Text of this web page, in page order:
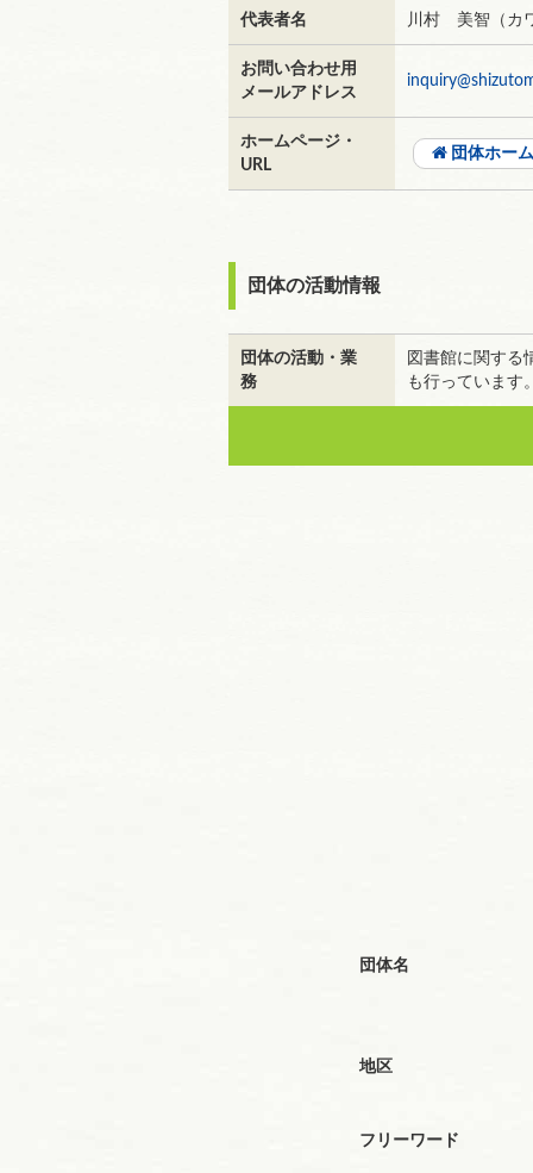
代表者名 川村 美智（カ
お問い合わせ用
メールアドレス
ホームページ・
URL
団体ホーム
団体の活動情報
団体の活動・業
務
図書館に関する
も行っています
団体名
地区
フリーワード